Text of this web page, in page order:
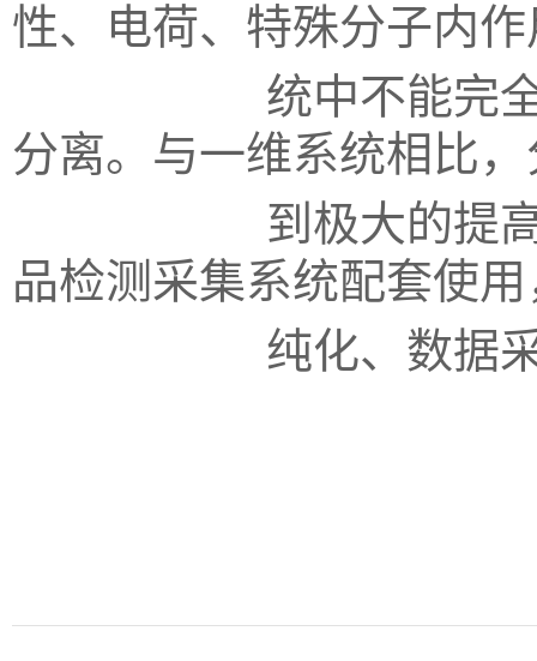
性、电荷、特殊分子内
统中不能完全分离
分离。与一维系统相比
到极大的提高。该
品检测采集系统配套使
纯化、数据采